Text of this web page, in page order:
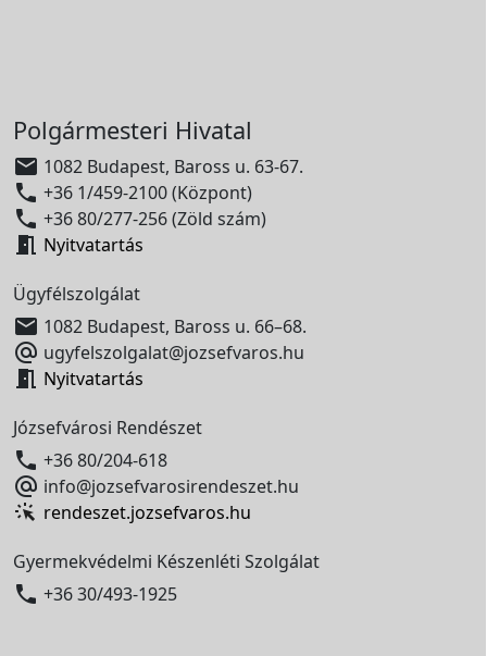
Polgármesteri Hivatal
 1082 Budapest, Baross u. 63-67.
 +36 1/459-2100 (Központ)
 +36 80/277-256 (Zöld szám)
 Nyitvatartás
Ügyfélszolgálat
 1082 Budapest, Baross u. 66–68.
 ugyfelszolgalat@jozsefvaros.hu
 Nyitvatartás
Józsefvárosi Rendészet
 +36 80/204-618
 info@jozsefvarosirendeszet.hu
rendeszet.jozsefvaros.hu
Gyermekvédelmi Készenléti Szolgálat
 +36 30/493-1925